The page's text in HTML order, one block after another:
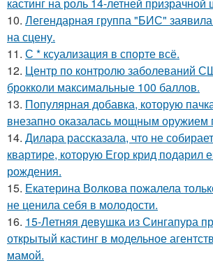
10. Легендарная группа "БИС"
на сцену.
11. С * ксуализация в спорте всё.
12. Центр по контролю заболеваний
брокколи максимальные 100 баллов.
13. Популярная добавка, которую
внезапно оказалась мощным оружием
14. Дилара рассказала, что не
квартире, которую Егор крид подарил
рождения.
15. Екатерина Волкова пожалела
не ценила себя в молодости.
16. 15-Летняя девушка из Сингапура
открытый кастинг в модельное
мамой.